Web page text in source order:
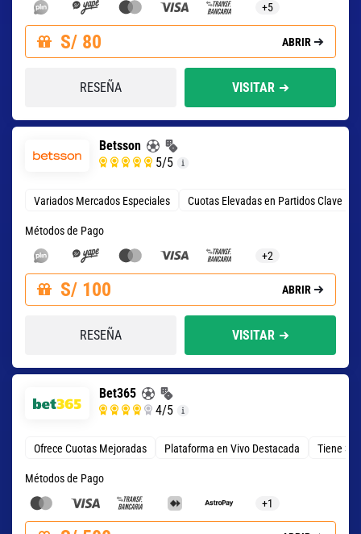
+5
S/ 80 ABRIR
RESEÑA VISITAR
Betsson
5/5
Variados Mercados Especiales Cuotas Elevadas en Partidos Clave
Métodos de Pago
+2
S/ 100 ABRIR
RESEÑA VISITAR
Bet365
4/5
Ofrece Cuotas Mejoradas Plataforma en Vivo Destacada Tiene 3
Métodos de Pago
+1